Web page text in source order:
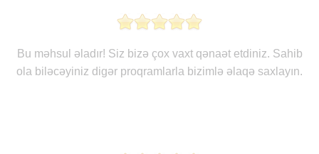
Bu məhsul əladır! Siz bizə çox vaxt qənaət etdiniz. Sahib
ola biləcəyiniz digər proqramlarla bizimlə əlaqə saxlayın.